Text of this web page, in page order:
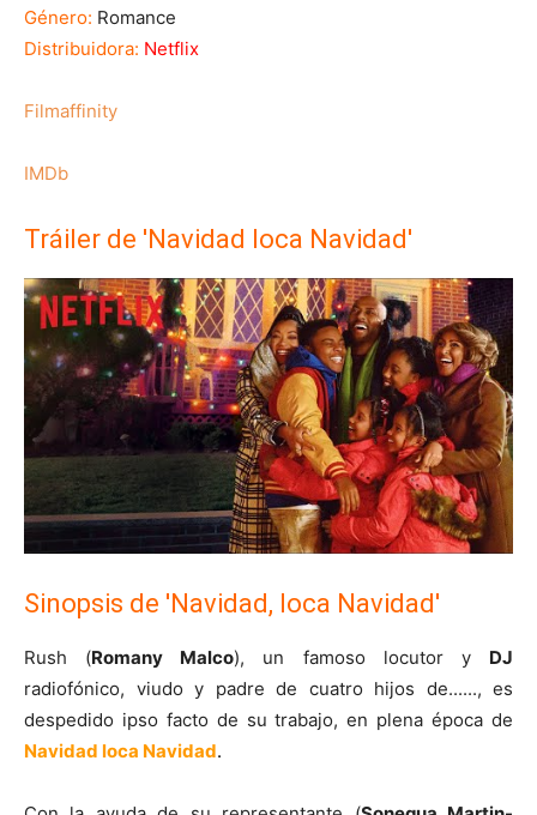
Género: Romance
Distribuidora: Netflix
Filmaffinity
IMDb
Tráiler de 'Navidad loca Navidad'
Sinopsis de 'Navidad, loca Navidad'
Rush (Romany Malco), un famoso locutor y DJ
radiofónico, viudo y padre de cuatro hijos de......, es
despedido ipso facto de su trabajo, en plena época de
Navidad loca Navidad.